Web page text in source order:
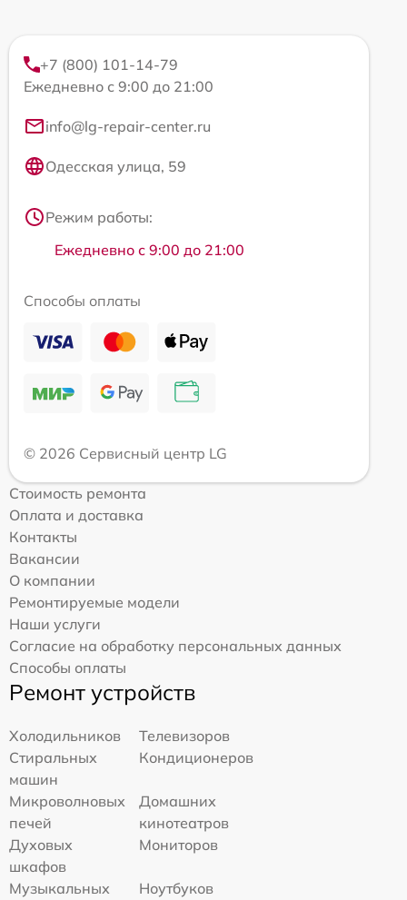
+7 (800) 101-14-79
Ежедневно с 9:00 до 21:00
info@lg-repair-center.ru
Одесская улица, 59
Режим работы:
Ежедневно с 9:00 до 21:00
Способы оплаты
© 2026 Сервисный центр LG
Стоимость ремонта
Оплата и доставка
Контакты
Вакансии
О компании
Ремонтируемые модели
Наши услуги
Согласие на обработку персональных данных
Способы оплаты
Ремонт устройств
Холодильников
Телевизоров
Стиральных
машин
Кондиционеров
Микроволновых
печей
Домашних
кинотеатров
Духовых
шкафов
Мониторов
Музыкальных
Ноутбуков